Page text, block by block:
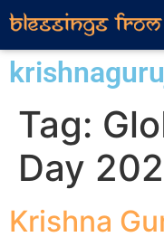
Tag:
Day
Krishna